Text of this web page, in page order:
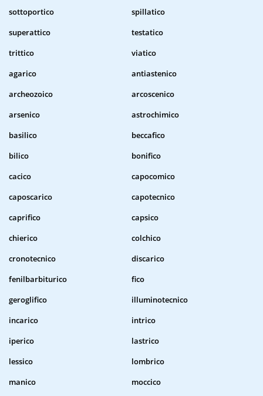
sottoportico
spillatico
superattico
testatico
trittico
viatico
agarico
antiastenico
archeozoico
arcoscenico
arsenico
astrochimico
basilico
beccafico
bilico
bonifico
cacico
capocomico
caposcarico
capotecnico
caprifico
capsico
chierico
colchico
cronotecnico
discarico
fenilbarbiturico
fico
geroglifico
illuminotecnico
incarico
intrico
iperico
lastrico
lessico
lombrico
manico
moccico